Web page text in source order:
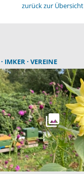
zurück zur Übersicht
IMKER VEREINE